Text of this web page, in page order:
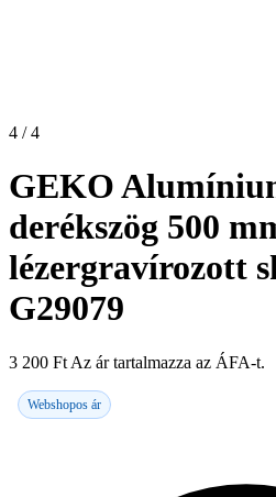
4 / 4
GEKO
derékszög 500
lézergravírozott
G29079
3 200 Ft Az ár tartalmazza az ÁFA-t.
Webshopos ár